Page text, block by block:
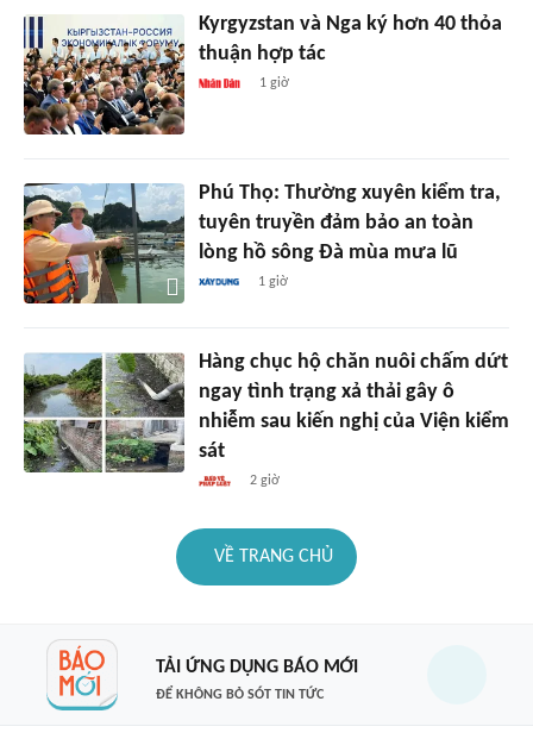
Kyrgyzstan và Nga ký hơn 40 thỏa
thuận hợp tác
1 giờ
Phú Thọ: Thường xuyên kiểm tra,
tuyên truyền đảm bảo an toàn
lòng hồ sông Đà mùa mưa lũ
1 giờ
Hàng chục hộ chăn nuôi chấm dứt
ngay tình trạng xả thải gây ô
nhiễm sau kiến nghị của Viện kiểm
sát
2 giờ
VỀ TRANG CHỦ
TẢI ỨNG DỤNG BÁO MỚI
ĐỂ KHÔNG BỎ SÓT TIN TỨC